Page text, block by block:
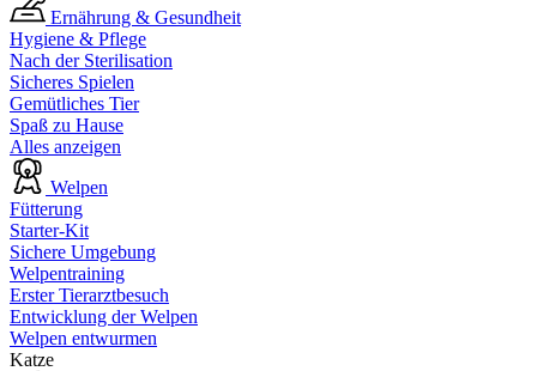
Ernährung & Gesundheit
Hygiene & Pflege
Nach der Sterilisation
Sicheres Spielen
Gemütliches Tier
Spaß zu Hause
Alles anzeigen
Welpen
Fütterung
Starter-Kit
Sichere Umgebung
Welpentraining
Erster Tierarztbesuch
Entwicklung der Welpen
Welpen entwurmen
Katze